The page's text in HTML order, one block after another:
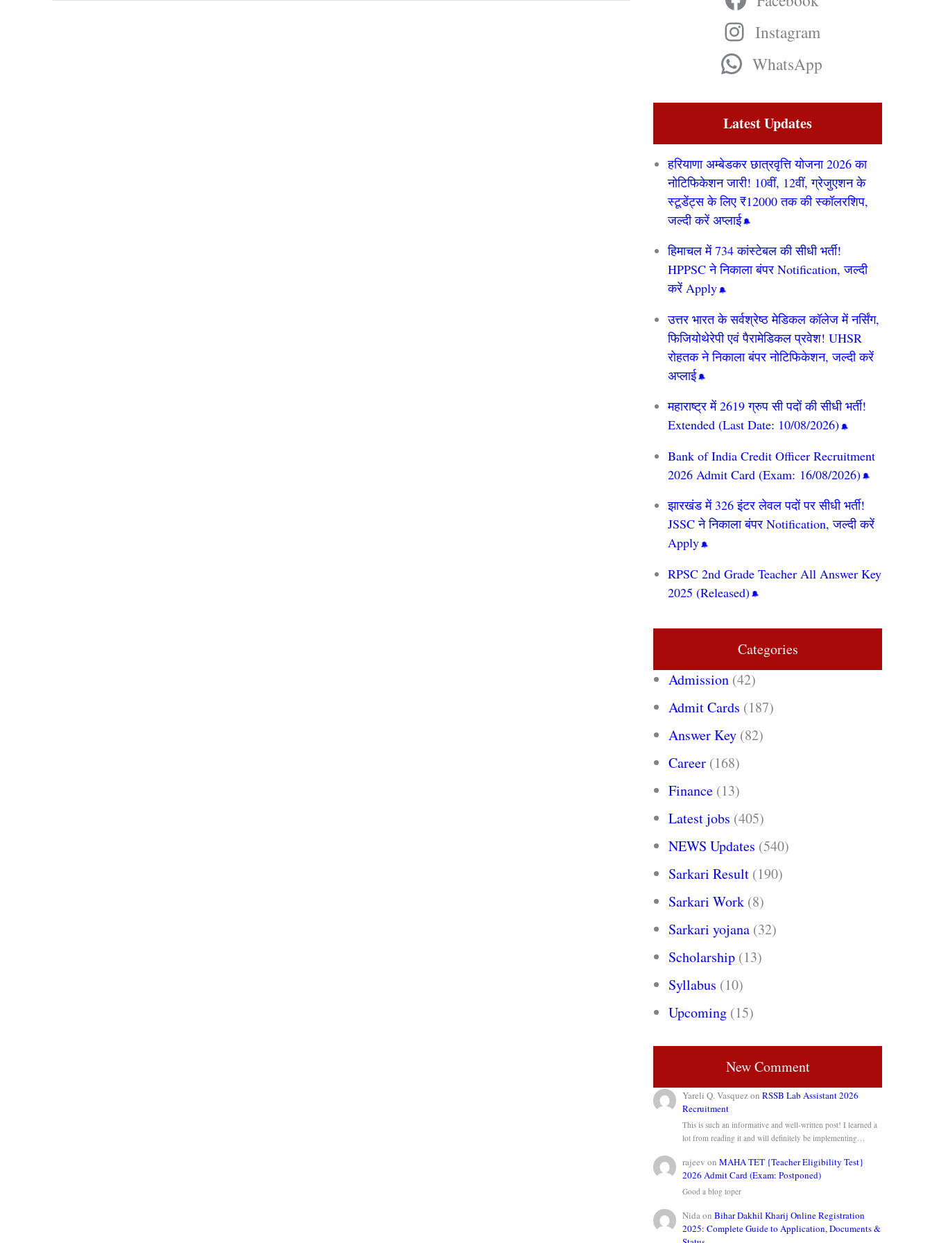
Instagram
WhatsApp
Latest Updates
हरियाणा अम्बेडकर छात्रवृत्ति योजना 2026 का
नोटिफिकेशन जारी! 10वीं, 12वीं, ग्रेजुएशन के
स्टूडेंट्स के लिए ₹12000 तक की स्कॉलरशिप,
जल्दी करें अप्लाई
हिमाचल में 734 कांस्टेबल की सीधी भर्ती!
HPPSC ने निकाला बंपर Notification, जल्दी
करें Apply
उत्तर भारत के सर्वश्रेष्ठ मेडिकल कॉलेज में नर्सिंग,
फिजियोथेरेपी एवं पैरामेडिकल प्रवेश! UHSR
रोहतक ने निकाला बंपर नोटिफिकेशन, जल्दी करें
अप्लाई
महाराष्ट्र में 2619 ग्रुप सी पदों की सीधी भर्ती!
Extended (Last Date: 10/08/2026)
Bank of India Credit Officer Recruitment
2026 Admit Card (Exam: 16/08/2026)
झारखंड में 326 इंटर लेवल पदों पर सीधी भर्ती!
JSSC ने निकाला बंपर Notification, जल्दी करें
Apply
RPSC 2nd Grade Teacher All Answer Key
2025 (Released)
Categories
Admission (42)
Admit Cards (187)
Answer Key (82)
Career (168)
Finance (13)
Latest jobs (405)
NEWS Updates (540)
Sarkari Result (190)
Sarkari Work (8)
Sarkari yojana (32)
Scholarship (13)
Syllabus (10)
Upcoming (15)
New Comment
Yareli Q. VasquezonRSSB Lab Assistant 2026
Recruitment
This is such an informative and well-written post! I learned a
lot from reading it and will definitely be implementing…
rajeev onMAHA TET {Teacher Eligibility Test}
2026 Admit Card (Exam: Postponed)
Good a blog toper
NidaonBihar Dakhil Kharij Online Registration
2025: Complete Guide to Application, Documents &